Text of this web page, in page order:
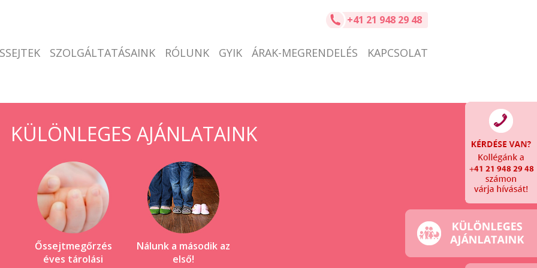
+41 21 948 29 48
SZOLGÁLTATÁSAINK RÓLUNK GYIK ÁRAK-MEGRENDELÉS KAPCSOLAT
KÜLÖNLEGES AJÁNLATAINK
Őssejtmegőrzés
éves tárolási
Nálunk a második az
első!